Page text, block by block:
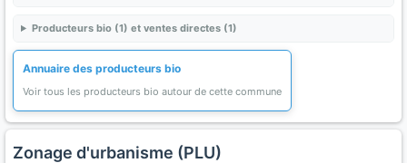
Producteurs bio (1) et ventes directes (1)
Annuaire des producteurs bio
Voir tous les producteurs bio autour de cette commune
Zonage d'urbanisme (PLU)